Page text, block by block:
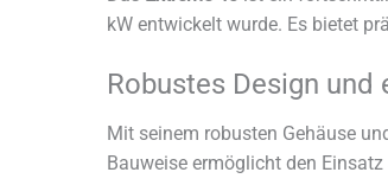
kW entwickelt wurde. Es bietet
Robustes Design
Mit seinem robusten Gehäuse
Bauweise ermöglicht den